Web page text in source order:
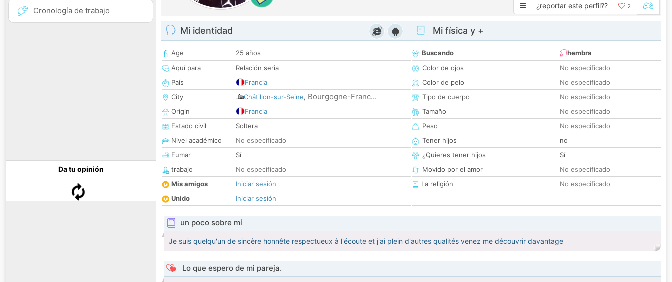
Cronología de trabajo
Da tu opinión
¿reportar este perfil?? 2
Mi identidad
Age
25 años
Aquí para
Relación seria
País
Francia
City
Châtillon-sur-Seine, Bourgogne-Franc...
Origin
Francia
Estado civil
Soltera
Nivel académico
No especificado
Fumar
Sí
trabajo
No especificado
Mis amigos
Iniciar sesión
Unido
Iniciar sesión
Mi física y +
Buscando
hembra
Color de ojos
No especificado
Color de pelo
No especificado
Tipo de cuerpo
No especificado
Tamaño
No especificado
Peso
No especificado
Tener hijos
no
¿Quieres tener hijos
Sí
Movido por el amor
No especificado
La religión
No especificado
un poco sobre mí
Je suis quelqu'un de sincère honnête respectueux à l'écoute et j'ai plein d'autres qualités venez me découvrir davantage
Lo que espero de mi pareja.